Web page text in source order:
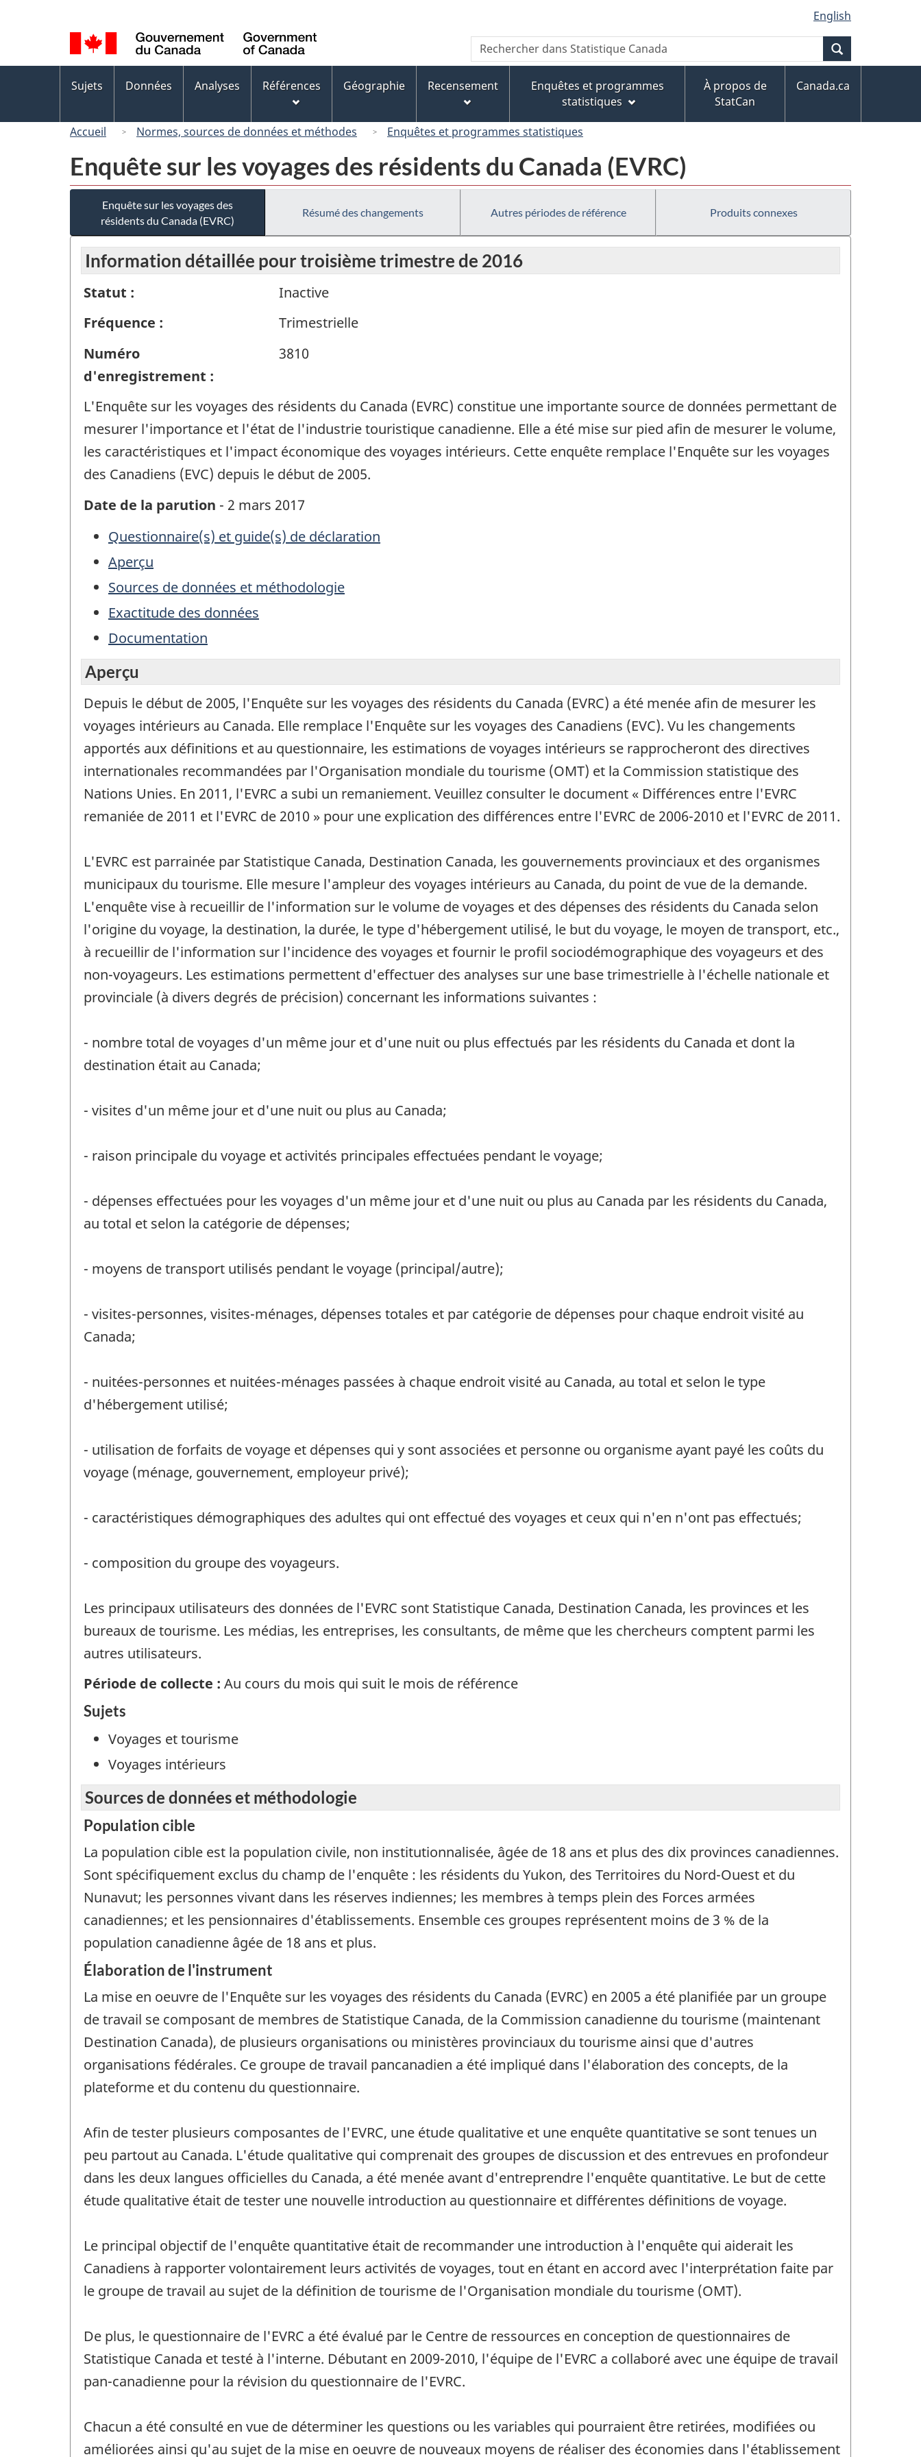
au
contenu
principal
« À
propos
de
ce
version
HTML
simplifiée
de
la
langue
English
Canada
Recherche
Rechercher
dans
Canada
des
Sujets Données Analyses Références Géographie Recensement
Enquêtes et programmes
statistiques
À propos de
StatCan
Canada.ca
Accueil Normes, sources de données et méthodes Enquêtes et programmes statistiques
Enquête sur les voyages des résidents du Canada (EVRC)
Enquête sur les voyages des
résidents du Canada (EVRC)
Résumé des changements Autres périodes de référence Produits connexes
Information détaillée pour troisième trimestre de 2016
Statut :
Inactive
Fréquence :
Trimestrielle
Numéro
d'enregistrement :
3810
L'Enquête sur les voyages des résidents du Canada (EVRC) constitue une importante source de données permettant de
mesurer l'importance et l'état de l'industrie touristique canadienne. Elle a été mise sur pied afin de mesurer le volume,
les caractéristiques et l'impact économique des voyages intérieurs. Cette enquête remplace l'Enquête sur les voyages
des Canadiens (EVC) depuis le début de 2005.
Date de la parution - 2 mars 2017
Questionnaire(s) et guide(s) de déclaration
Aperçu
Sources de données et méthodologie
Exactitude des données
Documentation
Aperçu
Depuis le début de 2005, l'Enquête sur les voyages des résidents du Canada (EVRC) a été menée afin de mesurer les
voyages intérieurs au Canada. Elle remplace l'Enquête sur les voyages des Canadiens (EVC). Vu les changements
apportés aux définitions et au questionnaire, les estimations de voyages intérieurs se rapprocheront des directives
internationales recommandées par l'Organisation mondiale du tourisme (OMT) et la Commission statistique des
Nations Unies. En 2011, l'EVRC a subi un remaniement. Veuillez consulter le document « Différences entre l'EVRC
remaniée de 2011 et l'EVRC de 2010 » pour une explication des différences entre l'EVRC de 2006-2010 et l'EVRC de 2011.
L'EVRC est parrainée par Statistique Canada, Destination Canada, les gouvernements provinciaux et des organismes
municipaux du tourisme. Elle mesure l'ampleur des voyages intérieurs au Canada, du point de vue de la demande.
L'enquête vise à recueillir de l'information sur le volume de voyages et des dépenses des résidents du Canada selon
l'origine du voyage, la destination, la durée, le type d'hébergement utilisé, le but du voyage, le moyen de transport, etc.,
à recueillir de l'information sur l'incidence des voyages et fournir le profil sociodémographique des voyageurs et des
non-voyageurs. Les estimations permettent d'effectuer des analyses sur une base trimestrielle à l'échelle nationale et
provinciale (à divers degrés de précision) concernant les informations suivantes :
- nombre total de voyages d'un même jour et d'une nuit ou plus effectués par les résidents du Canada et dont la
destination était au Canada;
- visites d'un même jour et d'une nuit ou plus au Canada;
- raison principale du voyage et activités principales effectuées pendant le voyage;
- dépenses effectuées pour les voyages d'un même jour et d'une nuit ou plus au Canada par les résidents du Canada,
au total et selon la catégorie de dépenses;
- moyens de transport utilisés pendant le voyage (principal/autre);
- visites-personnes, visites-ménages, dépenses totales et par catégorie de dépenses pour chaque endroit visité au
Canada;
- nuitées-personnes et nuitées-ménages passées à chaque endroit visité au Canada, au total et selon le type
d'hébergement utilisé;
- utilisation de forfaits de voyage et dépenses qui y sont associées et personne ou organisme ayant payé les coûts du
voyage (ménage, gouvernement, employeur privé);
- caractéristiques démographiques des adultes qui ont effectué des voyages et ceux qui n'en n'ont pas effectués;
- composition du groupe des voyageurs.
Les principaux utilisateurs des données de l'EVRC sont Statistique Canada, Destination Canada, les provinces et les
bureaux de tourisme. Les médias, les entreprises, les consultants, de même que les chercheurs comptent parmi les
autres utilisateurs.
Période de collecte : Au cours du mois qui suit le mois de référence
Sujets
Voyages et tourisme
Voyages intérieurs
Sources de données et méthodologie
Population cible
La population cible est la population civile, non institutionnalisée, âgée de 18 ans et plus des dix provinces canadiennes.
Sont spécifiquement exclus du champ de l'enquête : les résidents du Yukon, des Territoires du Nord-Ouest et du
Nunavut; les personnes vivant dans les réserves indiennes; les membres à temps plein des Forces armées
canadiennes; et les pensionnaires d'établissements. Ensemble ces groupes représentent moins de 3 % de la
population canadienne âgée de 18 ans et plus.
Élaboration de l'instrument
La mise en oeuvre de l'Enquête sur les voyages des résidents du Canada (EVRC) en 2005 a été planifiée par un groupe
de travail se composant de membres de Statistique Canada, de la Commission canadienne du tourisme (maintenant
Destination Canada), de plusieurs organisations ou ministères provinciaux du tourisme ainsi que d'autres
organisations fédérales. Ce groupe de travail pancanadien a été impliqué dans l'élaboration des concepts, de la
plateforme et du contenu du questionnaire.
Afin de tester plusieurs composantes de l'EVRC, une étude qualitative et une enquête quantitative se sont tenues un
peu partout au Canada. L'étude qualitative qui comprenait des groupes de discussion et des entrevues en profondeur
dans les deux langues officielles du Canada, a été menée avant d'entreprendre l'enquête quantitative. Le but de cette
étude qualitative était de tester une nouvelle introduction au questionnaire et différentes définitions de voyage.
Le principal objectif de l'enquête quantitative était de recommander une introduction à l'enquête qui aiderait les
Canadiens à rapporter volontairement leurs activités de voyages, tout en étant en accord avec l'interprétation faite par
le groupe de travail au sujet de la définition de tourisme de l'Organisation mondiale du tourisme (OMT).
De plus, le questionnaire de l'EVRC a été évalué par le Centre de ressources en conception de questionnaires de
Statistique Canada et testé à l'interne. Débutant en 2009-2010, l'équipe de l'EVRC a collaboré avec une équipe de travail
pan-canadienne pour la révision du questionnaire de l'EVRC.
Chacun a été consulté en vue de déterminer les questions ou les variables qui pourraient être retirées, modifiées ou
améliorées ainsi qu'au sujet de la mise en oeuvre de nouveaux moyens de réaliser des économies dans l'établissement